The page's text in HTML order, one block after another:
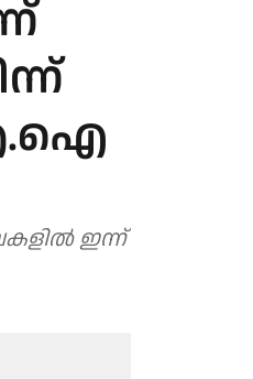
എ.ഐ
ഇന്ന്